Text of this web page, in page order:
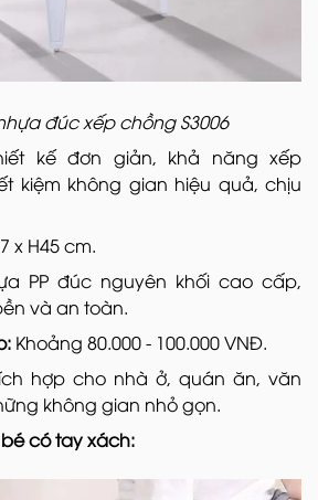
đúc xếp chồng S3006
kế đơn giản, khả năng xếp
kiệm không gian hiệu quả, chịu
x H45 cm.
PP đúc nguyên khối cao cấp,
và an toàn.
Khoảng 80.000 - 100.000 VNĐ.
hợp cho nhà ở, quán ăn, văn
không gian nhỏ gọn.
có tay xách: